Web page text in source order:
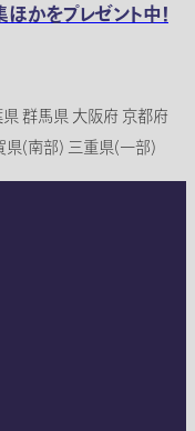
かをプレゼント中！
県 群馬県 大阪府 京都府
県(南部) 三重県(一部)